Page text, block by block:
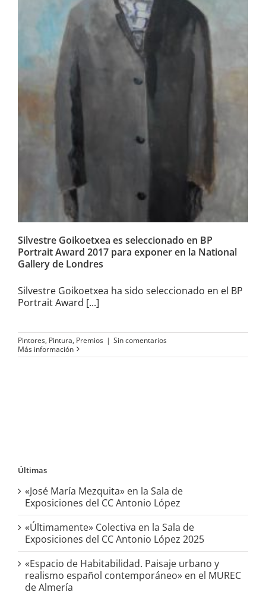
Silvestre Goikoetxea es
seleccionado en BP Portrait
Award 2017 para exponer en
la National Gallery de Londres
Silvestre Goikoetxea es seleccionado en BP
Portrait Award 2017 para exponer en la National
Gallery de Londres
Silvestre Goikoetxea ha sido seleccionado en el BP
Portrait Award [...]
Pintores, Pintura, Premios | Sin comentarios
Más información
Últimas
«José María Mezquita» en la Sala de
Exposiciones del CC Antonio López
«Últimamente» Colectiva en la Sala de
Exposiciones del CC Antonio López 2025
«Espacio de Habitabilidad. Paisaje urbano y
realismo español contemporáneo» en el MUREC
de Almería